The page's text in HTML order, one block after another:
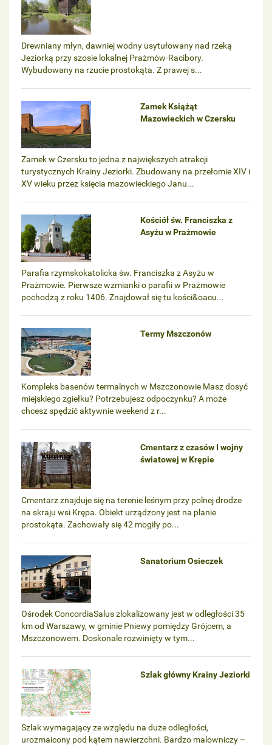
Drewniany młyn, dawniej wodny usytułowany nad rzeką
Jeziorką przy szosie lokalnej Prażmów-Racibory.
Wybudowany na rzucie prostokąta. Z prawej s...
Zamek Książąt
Mazowieckich w Czersku
Zamek w Czersku to jedna z największych atrakcji
turystycznych Krainy Jeziorki. Zbudowany na przełomie XIV i
XV wieku przez księcia mazowieckiego Janu...
Kościół św. Franciszka z
Asyżu w Prażmowie
Parafia rzymskokatolicka św. Franciszka z Asyżu w
Prażmowie. Pierwsze wzmianki o parafii w Prażmowie
pochodzą z roku 1406. Znajdował się tu kości&oacu...
Termy Mszczonów
Kompleks basenów termalnych w Mszczonowie Masz dosyć
miejskiego zgiełku? Potrzebujesz odpoczynku? A może
chcesz spędzić aktywnie weekend z r...
Cmentarz z czasów I wojny
światowej w Krępie
Cmentarz znajduje się na terenie leśnym przy polnej drodze
na skraju wsi Krępa. Obiekt urządzony jest na planie
prostokąta. Zachowały się 42 mogiły po...
Sanatorium Osieczek
Ośrodek ConcordiaSalus zlokalizowany jest w odległości 35
km od Warszawy, w gminie Pniewy pomiędzy Grójcem, a
Mszczonowem. Doskonale rozwinięty w tym...
Szlak główny Krainy Jeziorki
Szlak wymagający ze względu na duże odległości,
urozmaicony pod kątem nawierzchni. Bardzo malowniczy –